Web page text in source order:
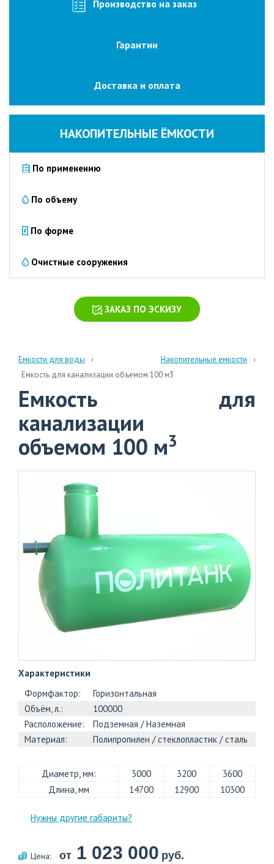
Очистка
вод
сточных
вод
и
Очистка
навозных
стоков
Очистка
бытовых
info@polytank.ru
(812)
703-
Производство на заказ
Гарантии
Доставка и оплата
НАКОПИТЕЛЬНЫЕ ЁМКОСТИ
По применению
По объему
По форме
Очистные сооружения
ЗАКАЗ ПО ЭСКИЗУ
Емкости для воды
Накопительные емкости
Емкость для канализации объемом 100 м3
Емкость для
канализации
объемом 100 м3
Характеристики
Формфактор:
Горизонтальная
Объём, л.:
100000
Расположение:
Подземная / Наземная
Материал:
Полипропилен / стеклопластик / сталь
Диаметр, мм: 3000 3200
3600
Длина, мм
14700 12900 10300
Нужны другие габариты?
Цена: от 1 023 000 руб.